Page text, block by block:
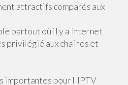
attractifs comparés aux
partout où il y a Internet
privilégié aux chaînes et
importantes pour l'IPTV